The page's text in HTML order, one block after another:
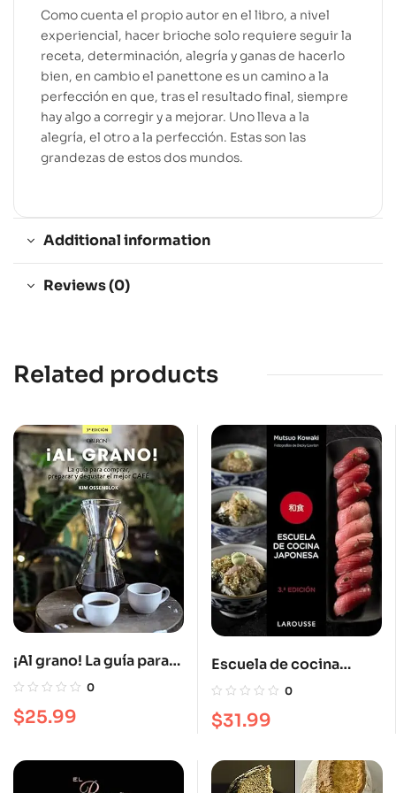
Como cuenta el propio autor en el libro, a nivel
experiencial, hacer brioche solo requiere seguir la
receta, determinación, alegría y ganas de hacerlo
bien, en cambio el panettone es un camino a la
perfección en que, tras el resultado final, siempre
hay algo a corregir y a mejorar. Uno lleva a la
alegría, el otro a la perfección. Estas son las
grandezas de estos dos mundos.
Additional information
Reviews (0)
Related products
¡Al grano! La guía para
comprar, preparar y
0
$25.99
Escuela de cocina
japonesa 0
$31.99